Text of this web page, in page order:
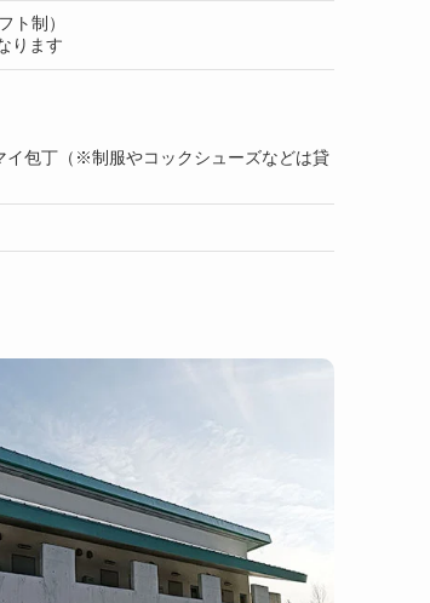
ト制）
ります
イ包丁（※制服やコックシューズなどは貸